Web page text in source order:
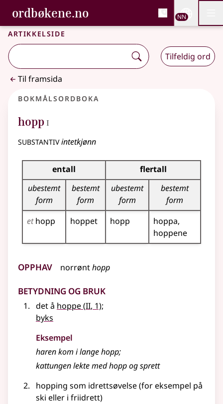
Gå til hovudinnhald
Tilgjenge
ordbøkene.no, Bokmålsordboka og
Bokmålsordboka og Nynorskordboka
NN
Artikkelside
Tilfeldig ord
Til framsida
Bokmålsordboka
hopp 1
I
substantivintetkjønn
Bøyingstabell for dette substantivet
entall
flertall
ubestemt
form
bestemt
form
ubestemt
form
bestemt
form
ethopp hoppet hopp
hoppa
hoppene
Opphav norrønthopp
Betydning og bruk
det å hoppe(2
II, 1);
byks
Eksempel
haren kom i langehopp;
kattungen lekte medhoppog sprett
hopping som idrettsøvelse (for eksempel på
ski eller i friidrett)